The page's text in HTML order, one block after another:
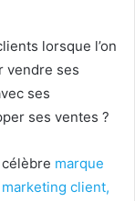
lorsque l’on
vendre ses
ses
ses ventes ?
marque
marketing client,